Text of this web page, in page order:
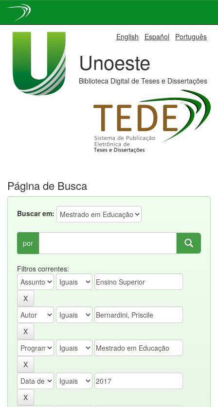
English Español Português
Unoeste
Biblioteca Digital de Teses e Dissertações
Página de Busca
Buscar em:
por
Filtros correntes: